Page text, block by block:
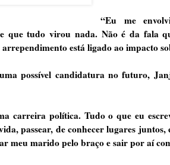
“Eu me
que tudo virou nada. Não é da fala
está ligado ao impacto
possível candidatura no futuro,
carreira política. Tudo o que eu
passear, de conhecer lugares
meu marido pelo braço e sair por aí